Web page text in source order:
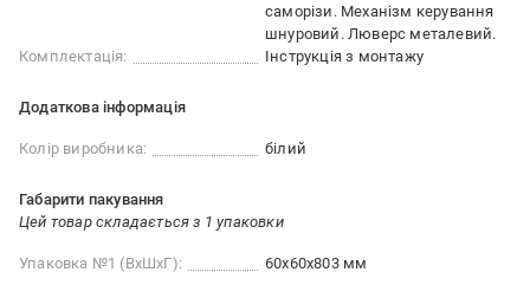
Комплектація:
саморізи. Механізм керування
шнуровий. Люверс металевий.
Інструкція з монтажу
Додаткова інформація
Колір виробника: білий
Габарити пакування
Цей товар складається з 1 упаковки
Упаковка №1 (ВхШхГ):
60x60x803 мм